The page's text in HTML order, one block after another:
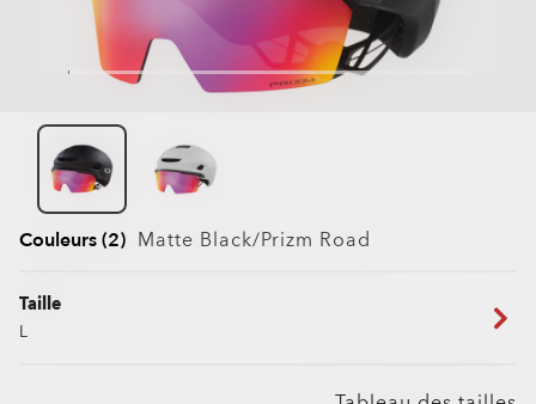
Couleurs (2) Matte Black/prizm Road
Taille
L